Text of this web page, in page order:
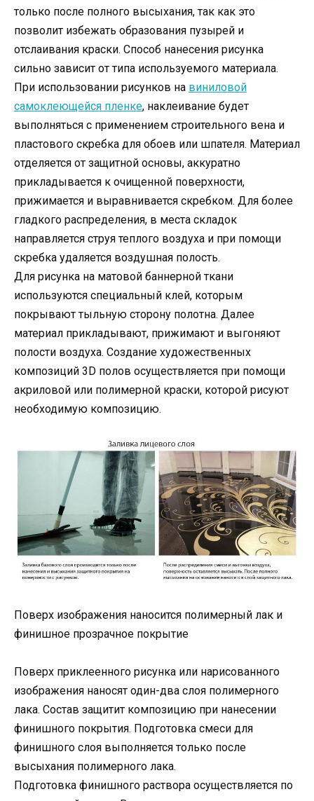
только после полного высыхания, так как это
позволит избежать образования пузырей и
отслаивания краски. Способ нанесения рисунка
сильно зависит от типа используемого материала.
При использовании рисунков на виниловой
самоклеющейся пленке, наклеивание будет
выполняться с применением строительного вена и
пластового скребка для обоев или шпателя. Материал
отделяется от защитной основы, аккуратно
прикладывается к очищенной поверхности,
прижимается и выравнивается скребком. Для более
гладкого распределения, в места складок
направляется струя теплого воздуха и при помощи
скребка удаляется воздушная полость.
Для рисунка на матовой баннерной ткани
используются специальный клей, которым
покрывают тыльную сторону полотна. Далее
материал прикладывают, прижимают и выгоняют
полости воздуха. Создание художественных
композиций 3D полов осуществляется при помощи
акриловой или полимерной краски, которой рисуют
необходимую композицию.
Поверх изображения наносится полимерный лак и
финишное прозрачное покрытие
Поверх приклеенного рисунка или нарисованного
изображения наносят один-два слоя полимерного
лака. Состав защитит композицию при нанесении
финишного покрытия. Подготовка смеси для
финишного слоя выполняется только после
высыхания полимерного лака.
Подготовка финишного раствора осуществляется по